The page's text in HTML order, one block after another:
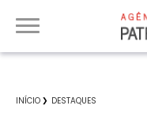
INÍCIO DESTAQUES